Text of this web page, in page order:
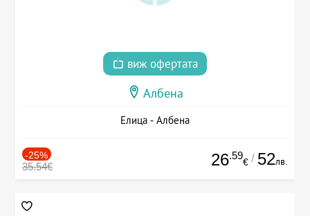
виж офертата
Албена
Елица - Албена
-25%
35.54€ 26.59
€ / 52лв.